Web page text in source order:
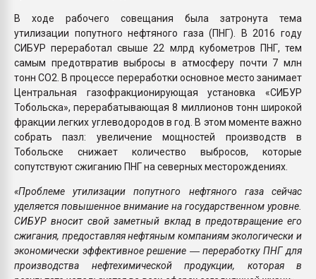
В ходе рабочего совещания была затронута тема
утилизации попутного нефтяного газа (ПНГ). В 2016 году
СИБУР переработал свыше 22 млрд кубометров ПНГ, тем
самым предотвратив выбросы в атмосферу почти 7 млн
тонн CО2. В процессе переработки основное место занимает
Центральная газофракционирующая установка «СИБУР
Тобольска», перерабатывающая 8 миллионов тонн широкой
фракции легких углеводородов в год. В этом моменте важно
собрать пазл: увеличение мощностей производств в
Тобольске снижает количество выбросов, которые
сопутствуют сжиганию ПНГ на северных месторождениях.
«Проблеме утилизации попутного нефтяного газа сейчас
уделяется повышенное внимание на государственном уровне.
СИБУР вносит свой заметный вклад в предотвращение его
сжигания, предоставляя нефтяным компаниям экологически и
экономически эффективное решение ― переработку ПНГ для
производства нефтехимической продукции, которая в